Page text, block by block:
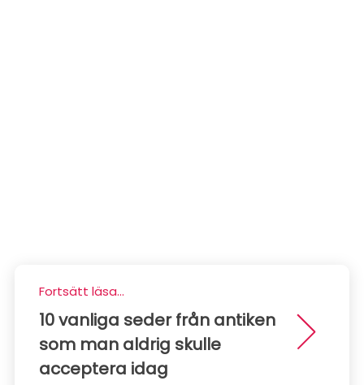
Fortsätt läsa...
10 vanliga seder från antiken
som man aldrig skulle
acceptera idag